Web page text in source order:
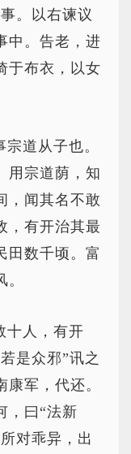
。以右谏议
中。告老，进
于布衣，以女
道从子也。
用宗道荫，知
，闻其名不敢
，有开治其最
田数千顷。富
十人，有开
是众邪”讯之
军，代还。
，曰“法新
对乖异，出